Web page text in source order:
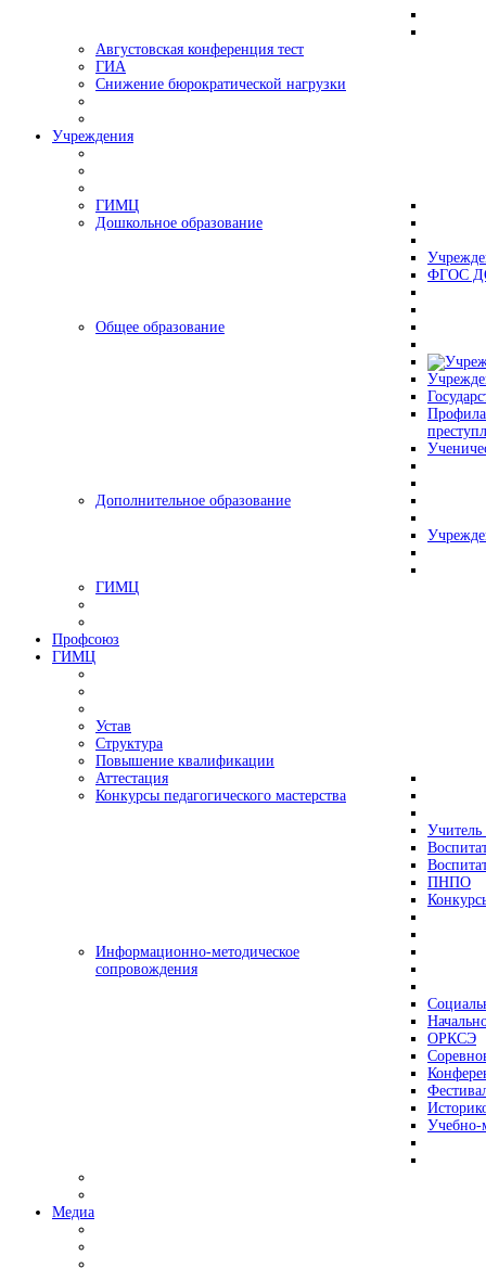
Августовская конференция тест
ГИА
Снижение бюрократической нагрузки
Учреждения
ГИМЦ
Дошкольное образование
ФГОС
Общее образование
Дополнительное образование
ГИМЦ
Профсоюз
ГИМЦ
Устав
Структура
Повышение квалификации
Аттестация
Конкурсы педагогического мастерства
Учитель
ПНПО
Информационно-методическое
сопровождения
ОРКСЭ
Учебно-
Медиа